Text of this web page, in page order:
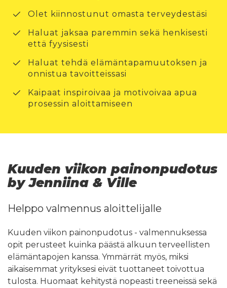
Olet kiinnostunut omasta terveydestäsi
Haluat jaksaa paremmin sekä henkisesti
että fyysisesti
Haluat tehdä elämäntapamuutoksen ja
onnistua tavoitteissasi
Kaipaat inspiroivaa ja motivoivaa apua
prosessin aloittamiseen
Kuuden viikon painonpudotus
by Jenniina & Ville
Helppo valmennus aloittelijalle
Kuuden viikon painonpudotus - valmennuksessa
opit perusteet kuinka päästä alkuun terveellisten
elämäntapojen kanssa. Ymmärrät myös, miksi
aikaisemmat yrityksesi eivät tuottaneet toivottua
tulosta. Huomaat kehitystä nopeasti treeneissä sekä